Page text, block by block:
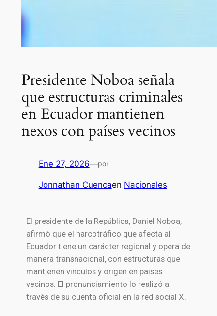
Presidente Noboa señala
que estructuras criminales
en Ecuador mantienen
nexos con países vecinos
Ene 27, 2026—por
Jonnathan Cuencaen Nacionales
El presidente de la República, Daniel Noboa,
afirmó que el narcotráfico que afecta al
Ecuador tiene un carácter regional y opera de
manera transnacional, con estructuras que
mantienen vínculos y origen en países
vecinos. El pronunciamiento lo realizó a
través de su cuenta oficial en la red social X.